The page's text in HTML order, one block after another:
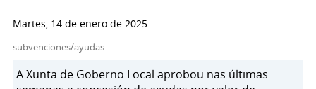
Martes, 14 de enero de 2025
subvenciones/ayudas
A Xunta de Goberno Local aprobou nas últimas